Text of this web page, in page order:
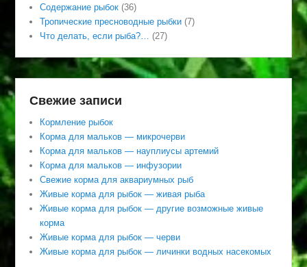
Содержание рыбок (36)
Тропические пресноводные рыбки (7)
Что делать, если рыба?… (27)
Свежие записи
Кормление рыбок
Корма для мальков — микрочерви
Корма для мальков — науплиусы артемий
Корма для мальков — инфузории
Свежие корма для аквариумных рыб
Живые корма для рыбок — живая рыба
Живые корма для рыбок — другие возможные живые
корма
Живые корма для рыбок — черви
Живые корма для рыбок — личинки водных насекомых